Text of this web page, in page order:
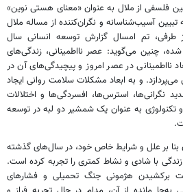
فلسفی از ملال به عنوان «معنای هستی نوین»
تبیین آسیب‌شناسانه و نگران‌کننده از مساله ملال
از طرفی، تم امسال گزارش توسعه انسانی سال
شده، چنین می‌گوید: عصر نااطمینانی، زندگی‌های
نااطمینانی در عصر امروز و پیچیدگی‌های آن در
می‌پردازد. و به ابعاد مشکلات سلامت روانی ایجاد
نگرانی‌ها، استرس‌ها، افسردگی‌ها و اختلالات
تکنولوژی به عنوان یک شمشیر دو لبه در توسعه
بنا بر علل و شرایط خاص خود، در سال‌های گذشته
زندگی با شادی و نشاط کمتری را تجربه کرده است.
برکشیدن هژمونی جنگ تحمیلی و فشارهای